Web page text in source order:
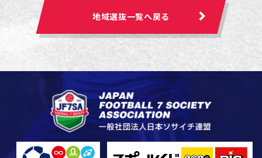
地域選抜一覧へ戻る